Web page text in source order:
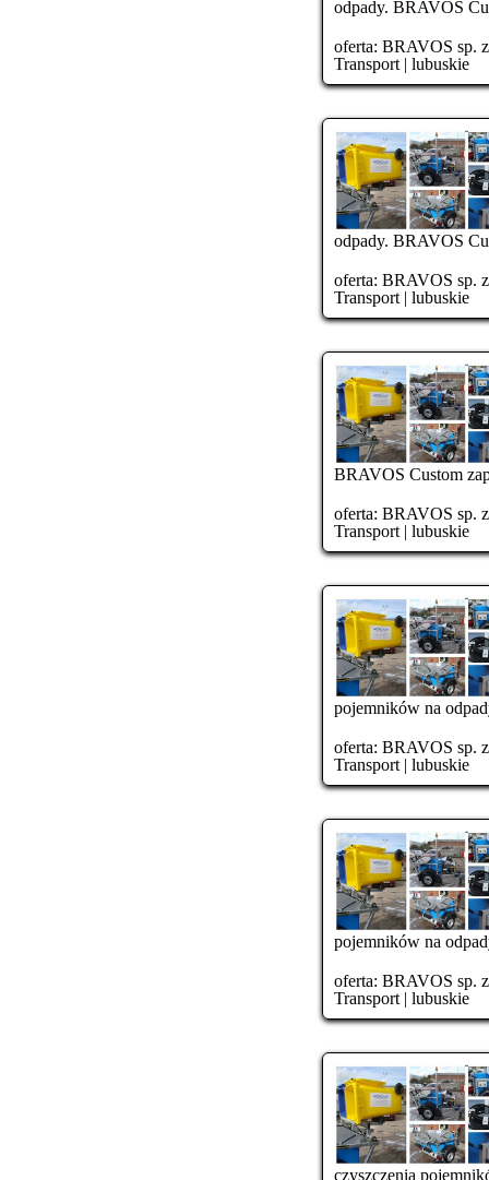
odpady. BRAVOS
oferta: BRAVOS sp.
Transport | lubuskie
odpady. BRAVOS
oferta: BRAVOS sp.
Transport | lubuskie
BRAVOS Custom
oferta: BRAVOS sp.
Transport | lubuskie
pojemników na
oferta: BRAVOS sp.
Transport | lubuskie
pojemników na
oferta: BRAVOS sp.
Transport | lubuskie
czyszczenia